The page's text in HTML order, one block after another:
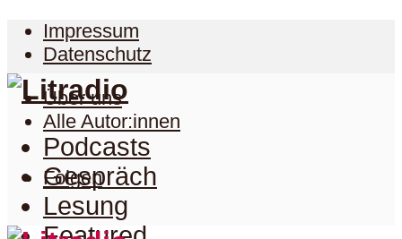
Impressum
Datenschutz
Über uns
Alle Autor:innen
Folgen
Podcasts
Gespräch
Lesung